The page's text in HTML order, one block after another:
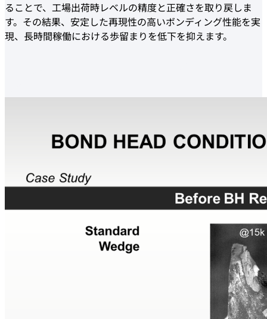
ることで、工場出荷時レベルの精度と正確さを取り戻しま
す。その結果、安定した再現性の高いボンディング性能を実
現、長時間稼働における歩留まりを低下を抑えます。